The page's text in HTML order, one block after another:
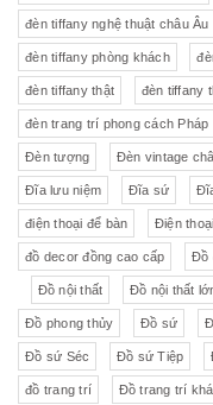
đèn tiffany nghệ thuật châu Âu
đèn tiffany phòng khách
đèn tiffany thật đèn tiffany
đèn trang trí phong cách Pháp
Đèn tượng Đèn vintage
Đĩa lưu niệm Đĩa sứ
điện thoại để bàn Điện
đồ decor đồng cao cấp Đồ
Đồ nội thất Đồ nội thất
Đồ phong thủy Đồ sứ
Đồ sứ Séc Đồ sứ Tiệp
đồ trang trí Đồ trang trí